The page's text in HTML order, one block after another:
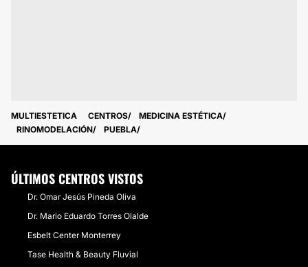
MULTIESTETICA CENTROS
MEDICINA ESTÉTICA
RINOMODELACIÓN
PUEBLA
ÚLTIMOS CENTROS VISTOS
Dr. Omar Jesús Pineda Oliva
Dr. Mario Eduardo Torres Olalde
Esbelt Center Monterrey
Tase Health & Beauty Fluvial